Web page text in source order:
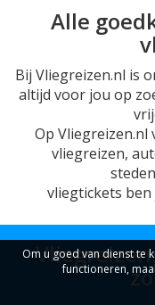
Alle
Bij Vliegreizen.nl is
altijd voor jou op
Op Vliegreizen.nl
vliegreizen,
vliegtickets
Om u goed van dienst te
functioneren,